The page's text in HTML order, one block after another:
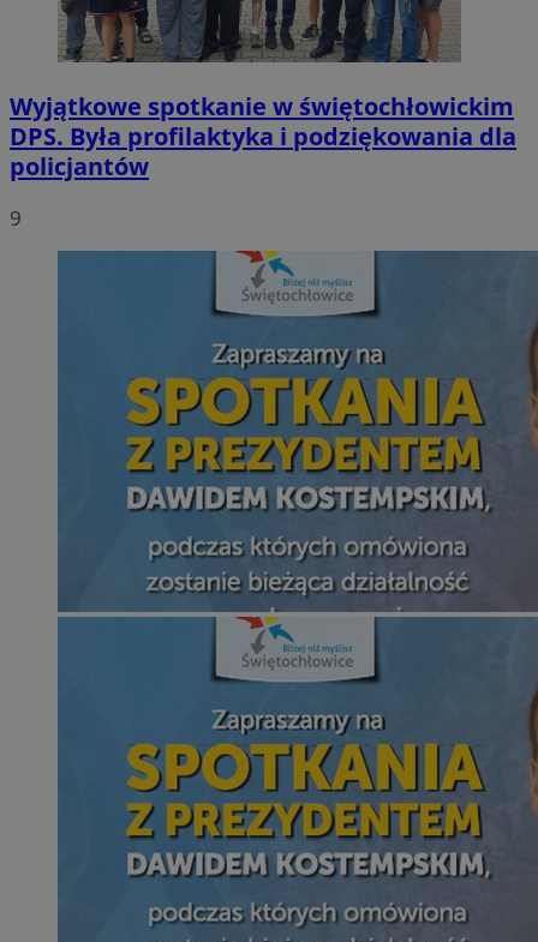
Wyjątkowe spotkanie w świętochłowickim
DPS. Była profilaktyka i podziękowania dla
policjantów
9